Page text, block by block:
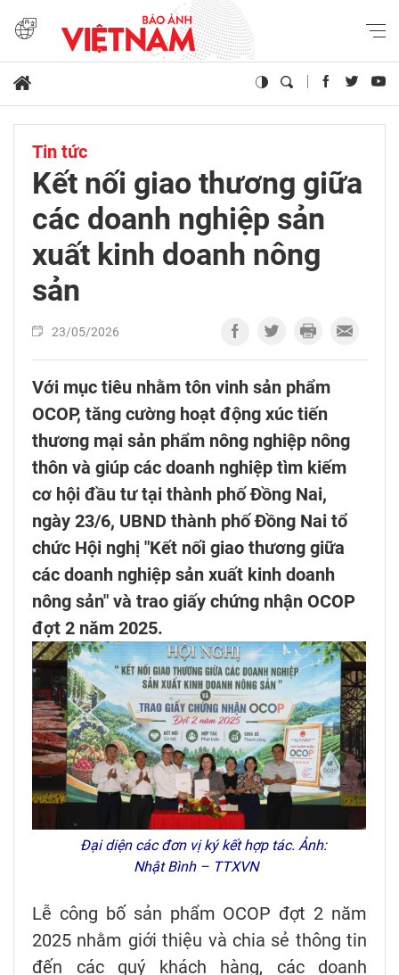
Tin tức
Kết nối giao thương giữa
các doanh nghiệp sản
xuất kinh doanh nông
sản
23/05/2026
Với mục tiêu nhằm tôn vinh sản phẩm
OCOP, tăng cường hoạt động xúc tiến
thương mại sản phẩm nông nghiệp nông
thôn và giúp các doanh nghiệp tìm kiếm
cơ hội đầu tư tại thành phố Đồng Nai,
ngày 23/6, UBND thành phố Đồng Nai tổ
chức Hội nghị "Kết nối giao thương giữa
các doanh nghiệp sản xuất kinh doanh
nông sản" và trao giấy chứng nhận OCOP
đợt 2 năm 2025.
Đại diện các đơn vị ký kết hợp tác. Ảnh:
Nhật Bình – TTXVN
Lễ công bố sản phẩm OCOP đợt 2 năm
2025 nhằm giới thiệu và chia sẻ thông tin
đến các quý khách hàng, các doanh